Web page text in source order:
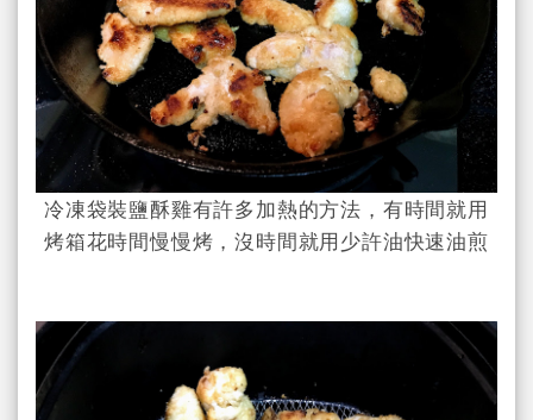
冷凍袋裝鹽酥雞有許多加熱的方法，有時間就用
烤箱花時間慢慢烤，沒時間就用少許油快速油煎